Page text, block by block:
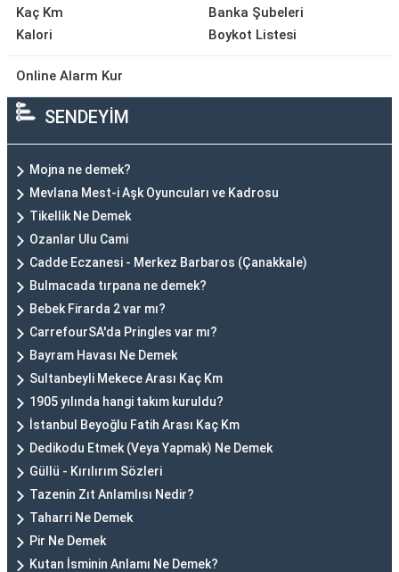
Kaç Km
Kalori
Banka Şubeleri
Boykot Listesi
Online Alarm Kur
SENDEYİM
Mojna ne demek?
Mevlana Mest-i Aşk Oyuncuları ve Kadrosu
Tikellik Ne Demek
Ozanlar Ulu Cami
Cadde Eczanesi - Merkez Barbaros (Çanakkale)
Bulmacada tırpana ne demek?
Bebek Firarda 2 var mı?
CarrefourSA'da Pringles var mı?
Bayram Havası Ne Demek
Sultanbeyli Mekece Arası Kaç Km
1905 yılında hangi takım kuruldu?
İstanbul Beyoğlu Fatih Arası Kaç Km
Dedikodu Etmek (Veya Yapmak) Ne Demek
Güllü - Kırılırım Sözleri
Tazenin Zıt Anlamlısı Nedir?
Taharri Ne Demek
Pir Ne Demek
Kutan İsminin Anlamı Ne Demek?